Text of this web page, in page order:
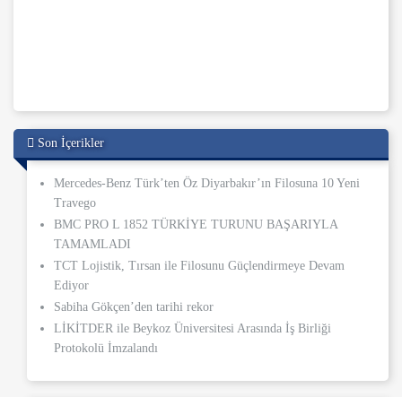
Son İçerikler
Mercedes-Benz Türk’ten Öz Diyarbakır’ın Filosuna 10 Yeni
Travego
BMC PRO L 1852 TÜRKİYE TURUNU BAŞARIYLA
TAMAMLADI
TCT Lojistik, Tırsan ile Filosunu Güçlendirmeye Devam
Ediyor
Sabiha Gökçen’den tarihi rekor
LİKİTDER ile Beykoz Üniversitesi Arasında İş Birliği
Protokolü İmzalandı